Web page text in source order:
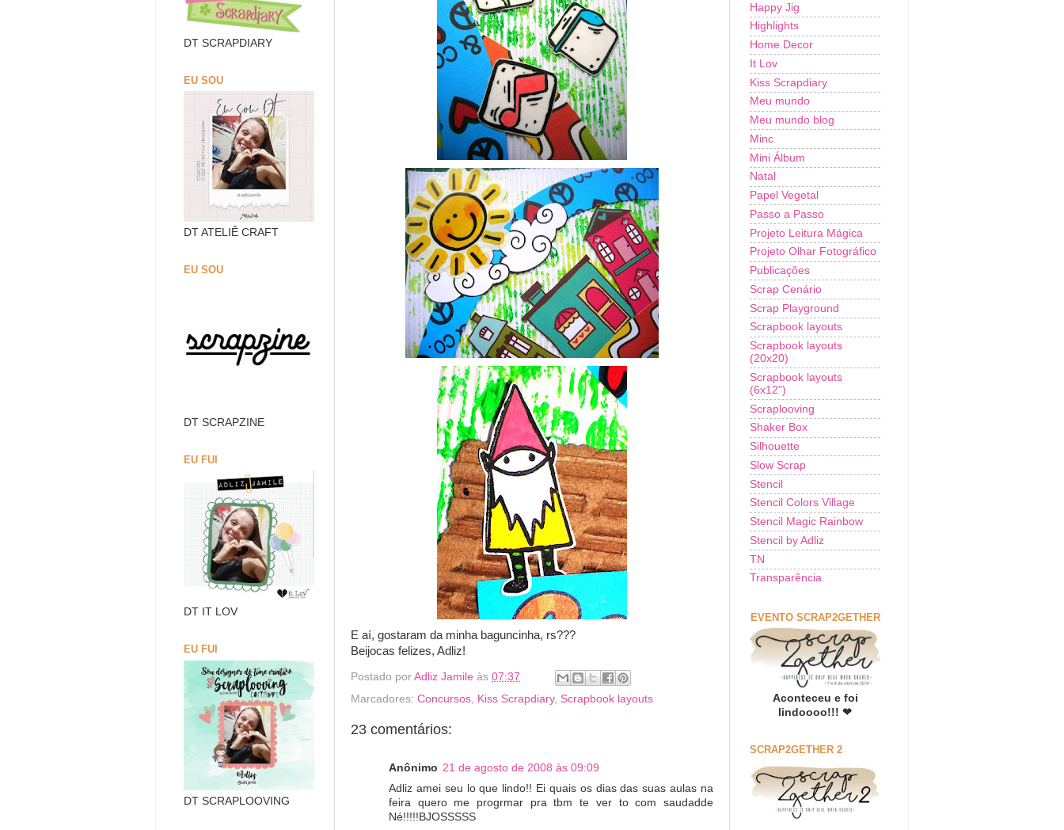
E aí, gostaram da minha baguncinha, rs???
Beijocas felizes, Adliz!
Postado por Adliz Jamile às 07:37
Marcadores: Concursos Kiss Scrapdiary, Scrapbook layouts
23 comentários:
Anônimo 21 de agosto de 2008 às 09:09
Adliz amei seu lo que lindo!! Ei quais os dias das suas aulas na
feira quero me progrmar pra tbm te ver to com saudadde
Né!!!!!BJOSSSSS
DT SCRAPDIARY
EU SOU
DT ATELIÊ CRAFT
EU SOU
DT SCRAPZINE
EU FUI
DT IT LOV
EU FUI
DT SCRAPLOOVING
Happy Jig
Highlights
Home Decor
It Lov
Kiss Scrapdiary
Meu mundo
Meu mundo blog
Minc
Mini Álbum
Natal
Papel Vegetal
Passo a Passo
Projeto Leitura Mágica
Projeto Olhar Fotográfico
Publicações
Scrap Cenário
Scrap Playground
Scrapbook layouts
Scrapbook layouts
(20x20)
Scrapbook layouts
(6x12")
Scraplooving
Shaker Box
Silhouette
Slow Scrap
Stencil
Stencil Colors Village
Stencil Magic Rainbow
Stencil by Adliz
TN
Transparência
EVENTO SCRAP2GETHER
Aconteceu e foi
lindoooo!!! ❤
SCRAP2GETHER 2